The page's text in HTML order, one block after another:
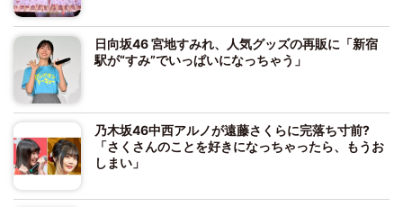
日向坂46 宮地すみれ、人気グッズの再販に「新宿
駅が“すみ”でいっぱいになっちゃう」
乃木坂46中西アルノが遠藤さくらに完落ち寸前?
「さくさんのことを好きになっちゃったら、もうお
しまい」